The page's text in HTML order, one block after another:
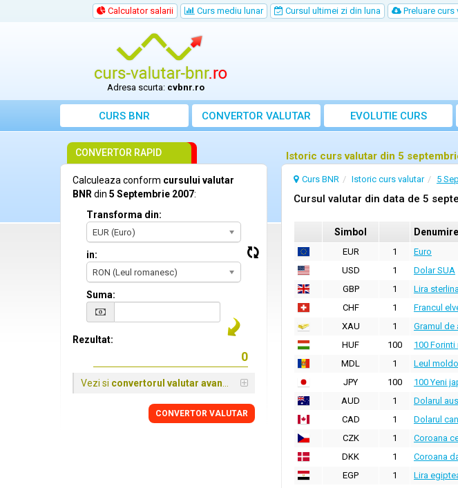
Calculator salarii Curs mediu lunar Cursul ultimei zi din luna Preluare curs
Adresa scurta: cvbnr.ro
CURS BNR CONVERTOR VALUTAR EVOLUTIE CURS
Istoric curs valutar din 5
Curs BNR Istoric curs valutar 5
Cursul valutar din data de 5
Simbol
EUR 1 Euro
USD
1 Dolar SUA
GBP
1 Lira
CHF
1 Francul
XAU
1 Gramul de
HUF
100 100
MDL
1 Leul
JPY
100 100 Yeni
AUD
1 Dolarul
CAD
1 Dolarul
CZK
1 Coroana
DKK
1 Coroana
EGP
1 Lira
CONVERTOR RAPID
Calculeaza conform cursului valutar
BNR din 5 Septembrie 2007:
Transforma din:
EUR (Euro)
in:
RON (Leul romanesc)
Suma:
Rezultat:
Vezi si convertorul valutar avansat
CONVERTOR VALUTAR